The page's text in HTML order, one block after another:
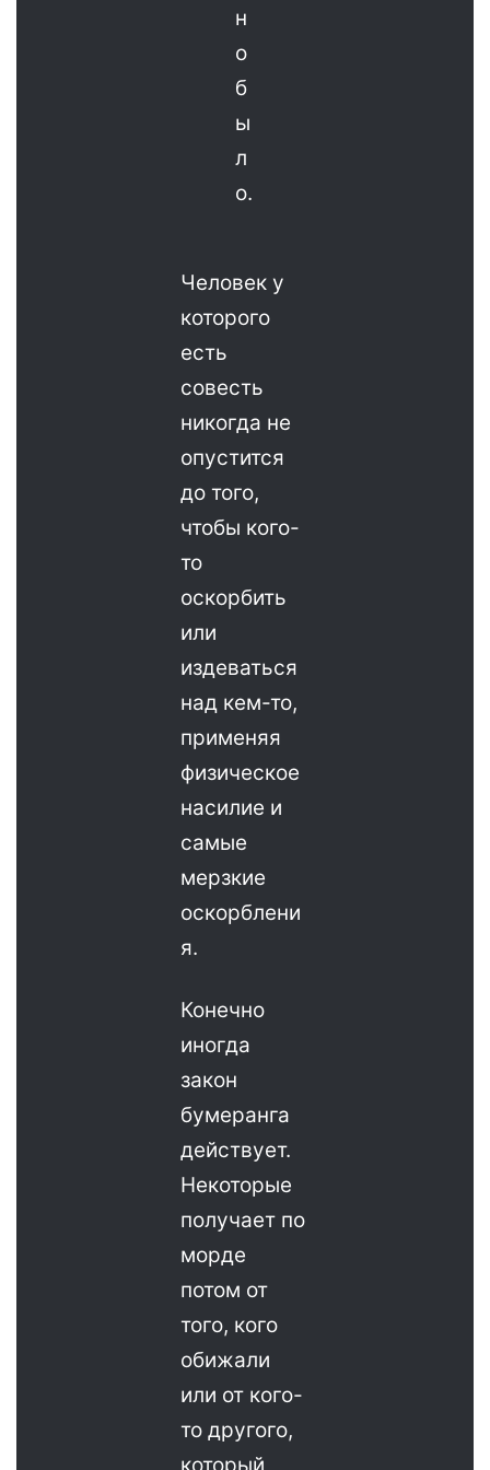
н
о
б
ы
л
о.
Человек у
которого
есть
совесть
никогда не
опустится
до того,
чтобы кого-
то
оскорбить
или
издеваться
над кем-то,
применяя
физическое
насилие и
самые
мерзкие
оскорблени
я.
Конечно
иногда
закон
бумеранга
действует.
Некоторые
получает по
морде
потом от
того, кого
обижали
или от кого-
то другого,
который